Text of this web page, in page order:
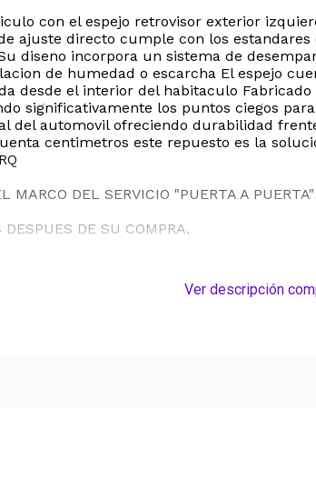
con el espejo retrovisor exterior
ajuste directo cumple con los
diseno incorpora un sistema de
de humedad o escarcha El espejo
desde el interior del habitaculo
significativamente los puntos ciegos
del automovil ofreciendo durabilidad
centimetros este repuesto es la
MARCO DEL SERVICIO "PUERTA A
DE SU COMPRA.
Ver descripción